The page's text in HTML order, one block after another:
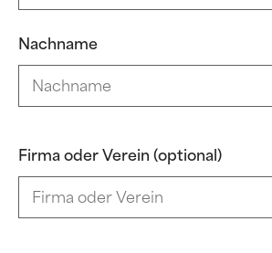
Nachname
Firma oder Verein (optional)